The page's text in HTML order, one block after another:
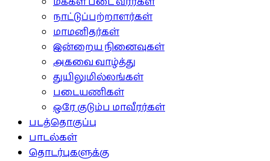
நாட்டுப்பற்றாளர்கள்
மாமனிதர்கள்
இன்றைய நினைவுகள்
அகவை வாழ்த்து
துயிலுமில்லங்கள்
படையணிகள்
ஒரே குடும்ப மாவீரர்கள்
படத்தொகுப்பு
பாடல்கள்
தொடர்புகளுக்கு